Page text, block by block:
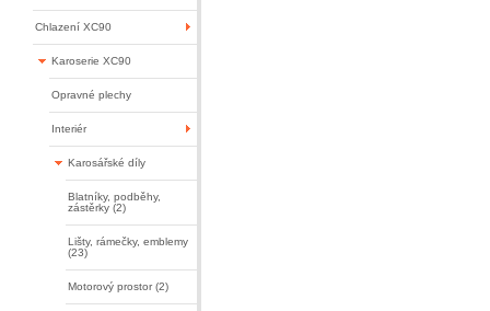
Chlazení XC90
Karoserie XC90
Opravné plechy
Interiér
Karosářské díly
Blatníky, podběhy,
zástěrky (2)
Lišty, rámečky, emblemy
(23)
Motorový prostor (2)